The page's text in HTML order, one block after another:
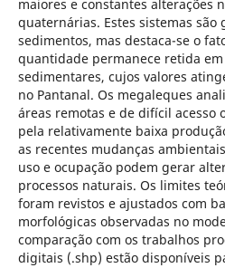
maiores e constantes alterações
quaternárias. Estes sistemas
sedimentos, mas destaca-se o
quantidade permanece retida em
sedimentares, cujos valores
no Pantanal. Os megaleques
áreas remotas e de difícil acesso
pela relativamente baixa
as recentes mudanças
uso e ocupação podem gerar
processos naturais. Os limites
foram revistos e ajustados com
morfológicas observadas no
comparação com os trabalhos
digitais (.shp) estão disponíveis